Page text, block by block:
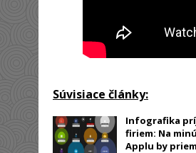
Súvisiace články:
Infografika
firiem: Na
Applu by